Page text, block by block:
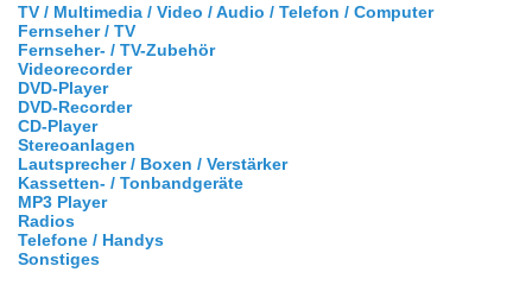
TV / Multimedia / Video / Audio / Telefon / Computer
Fernseher / TV
Fernseher- / TV-Zubehör
Videorecorder
DVD-Player
DVD-Recorder
CD-Player
Stereoanlagen
Lautsprecher / Boxen / Verstärker
Kassetten- / Tonbandgeräte
MP3 Player
Radios
Telefone / Handys
Sonstiges